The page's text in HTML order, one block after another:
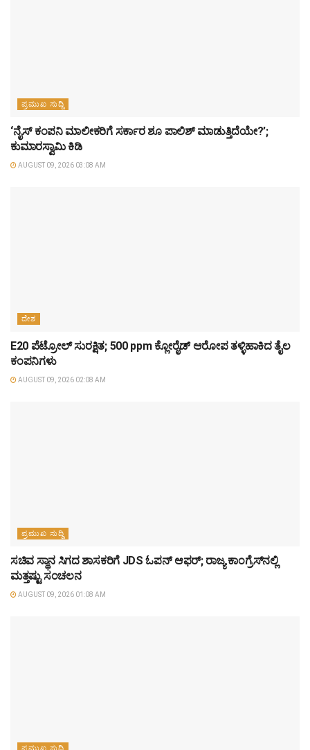
ಪ್ರಮುಖ ಸುದ್ದಿ
‘ನೈಸ್ ಕಂಪನಿ ಮಾಲೀಕರಿಗೆ ಸರ್ಕಾರ ಶೂ ಪಾಲಿಶ್ ಮಾಡುತ್ತಿದೆಯೇ?’;
ಕುಮಾರಸ್ವಾಮಿ ಕಿಡಿ
AUGUST 09, 2026 03:08 AM
ದೇಶ
E20 ಪೆಟ್ರೋಲ್ ಸುರಕ್ಷಿತ; 500 ppm ಕ್ಲೋರೈಡ್ ಆರೋಪ ತಳ್ಳಿಹಾಕಿದ ತೈಲ
ಕಂಪನಿಗಳು
AUGUST 09, 2026 02:08 AM
ಪ್ರಮುಖ ಸುದ್ದಿ
ಸಚಿವ ಸ್ಥಾನ ಸಿಗದ ಶಾಸಕರಿಗೆ JDS ಓಪನ್ ಆಫರ್; ರಾಜ್ಯ ಕಾಂಗ್ರೆಸ್‌ನಲ್ಲಿ
ಮತ್ತಷ್ಟು ಸಂಚಲನ
AUGUST 09, 2026 01:08 AM